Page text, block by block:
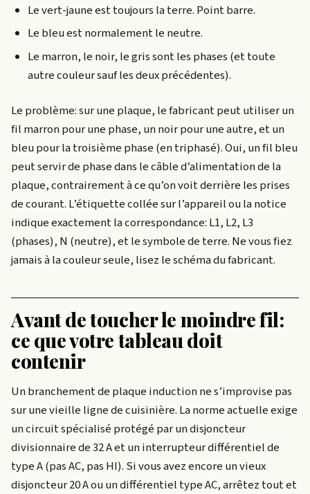
Le vert-jaune est toujours la terre. Point barre.
Le bleu est normalement le neutre.
Le marron, le noir, le gris sont les phases (et toute
autre couleur sauf les deux précédentes).
Le problème: sur une plaque, le fabricant peut utiliser un
fil marron pour une phase, un noir pour une autre, et un
bleu pour la troisième phase (en triphasé). Oui, un fil bleu
peut servir de phase dans le câble d’alimentation de la
plaque, contrairement à ce qu’on voit derrière les prises
de courant. L’étiquette collée sur l’appareil ou la notice
indique exactement la correspondance: L1, L2, L3
(phases), N (neutre), et le symbole de terre. Ne vous fiez
jamais à la couleur seule, lisez le schéma du fabricant.
Avant de toucher le moindre fil:
ce que votre tableau doit
contenir
Un branchement de plaque induction ne s’improvise pas
sur une vieille ligne de cuisinière. La norme actuelle exige
un circuit spécialisé protégé par un disjoncteur
divisionnaire de 32 A et un interrupteur différentiel de
type A (pas AC, pas HI). Si vous avez encore un vieux
disjoncteur 20 A ou un différentiel type AC, arrêtez tout et